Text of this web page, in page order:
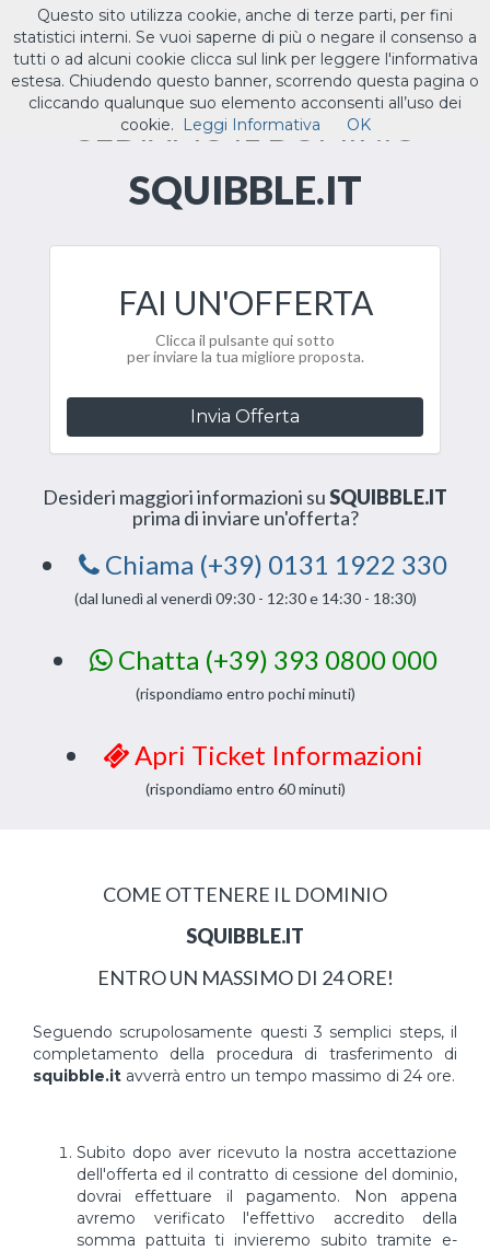
Toggle
ILTUO.IT
CEDIAMO IL DOMINIO
SQUIBBLE.IT
FAI UN'OFFERTA
Clicca il pulsante qui sotto
per inviare la tua migliore proposta.
Invia Offerta
Desideri maggiori informazioni suSQUIBBLE.IT
prima di inviare un'offerta?
Chiama (+39) 0131 1922 330
(dal lunedì al venerdì 09:30 - 12:30 e 14:30 - 18:30)
Chatta (+39) 393 0800 000
(rispondiamo entro pochi minuti)
Apri Ticket Informazioni
(rispondiamo entro 60 minuti)
COME OTTENERE IL DOMINIO
SQUIBBLE.IT
ENTRO UN MASSIMO DI 24 ORE!
Seguendo scrupolosamente questi 3 semplici steps, il
completamento della procedura di trasferimento di
squibble.it avverrà entro un tempo massimo di 24 ore.
Subito dopo aver ricevuto la nostra accettazione
dell'offerta ed il contratto di cessione del dominio,
dovrai effettuare il pagamento. Non appena
avremo verificato l'effettivo accredito della
somma pattuita ti invieremo subito tramite e-
Questo sito utilizza cookie, anche di terze parti, per fini
statistici interni. Se vuoi saperne di più o negare il consenso a
tutti o ad alcuni cookie clicca sul link per leggere l'informativa
estesa. Chiudendo questo banner, scorrendo questa pagina o
cliccando qualunque suo elemento acconsenti all’uso dei
cookie.
Leggi Informativa OK